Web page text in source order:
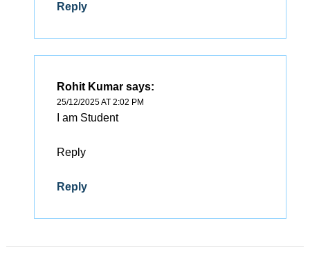
Reply
Rohit Kumar says:
25/12/2025 AT 2:02 PM
I am Student
Reply
Reply